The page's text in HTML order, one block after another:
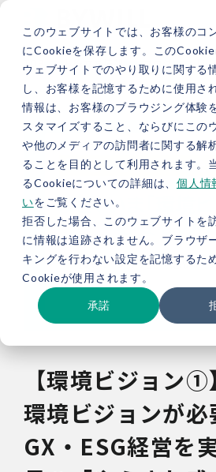
このウェブサイトでは、お客様のコ
にCookieを保存します。この
ウェブサイトでのやり取りに関する
し、お客様を記憶するために使用さ
情報は、お客様のブラウジング体験
スタマイズすること、ならびにこの
や他のメディアの訪問者に関する解
ることを目的として利用されます。
るCookieについての詳細は、 個人情
いをご覧ください。
拒否した場合、このウェブサイトを
に情報は追跡されません。ブラウザ
キングを行わない設定を記憶するた
Cookieが使用されます。
承諾
TOP お役立ち情報 ブログ 【
【環境ビジョン①
環境ビジョンが必
GX・ESG経営を